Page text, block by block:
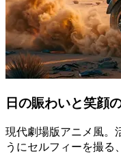
日の賑わいと笑顔
現代劇場版アニメ風。
うにセルフィーを撮る